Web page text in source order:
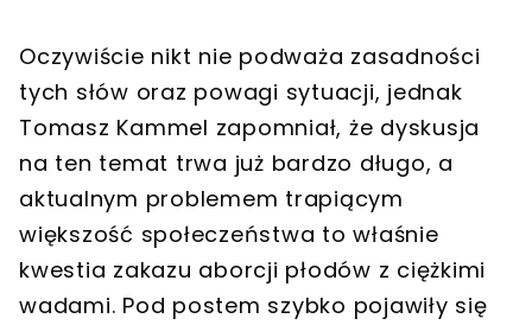
Oczywiście nikt nie podważa zasadności
tych słów oraz powagi sytuacji, jednak
Tomasz Kammel zapomniał, że dyskusja
na ten temat trwa już bardzo długo, a
aktualnym problemem trapiącym
większość społeczeństwa to właśnie
kwestia zakazu aborcji płodów z ciężkimi
wadami. Pod postem szybko pojawiły się